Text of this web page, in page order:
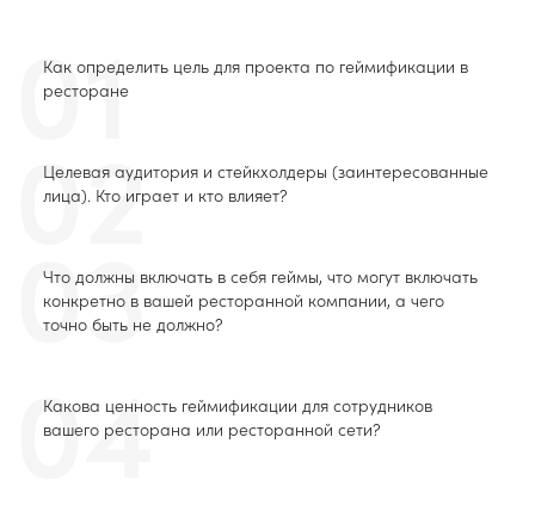
01
Как определить цель для проекта по геймификации в
ресторане
02
Целевая аудитория и стейкхолдеры (заинтересованные
лица). Кто играет и кто влияет?
03
Что должны включать в себя геймы, что могут включать
конкретно в вашей ресторанной компании, а чего
точно быть не должно?
04
Какова ценность геймификации для сотрудников
вашего ресторана или ресторанной сети?